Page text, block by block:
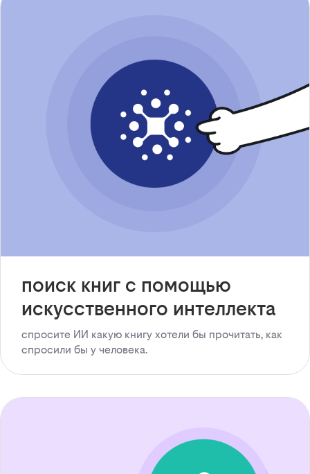
поиск книг с помощью
искусственного интеллекта
спросите ИИ какую книгу хотели бы прочитать, как
спросили бы у человека.